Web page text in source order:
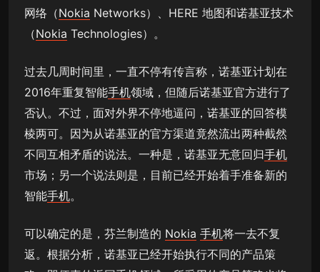
网络（Nokia Networks）、HERE 地图和诺基亚技术
（Nokia Technologies）。
过去几周时间里，一直不停有传言称，诺基亚计划在
2016年重复智能手机领域，但随后诺基亚官方进行了
否认。不过，面对外界不停地逼问，诺基亚的回答模
棱两可。因为从诺基亚的官方渠道竟然流出两种截然
不同互相矛盾的说法。一种是，诺基亚无意回归手机
市场；另一个说法则是，目前已经开始着手准备新的
智能手机。
可以确定的是，芬兰制造的 Nokia 手机将一去不复
返。根据分析，诺基亚已经开始执行不同的产品策